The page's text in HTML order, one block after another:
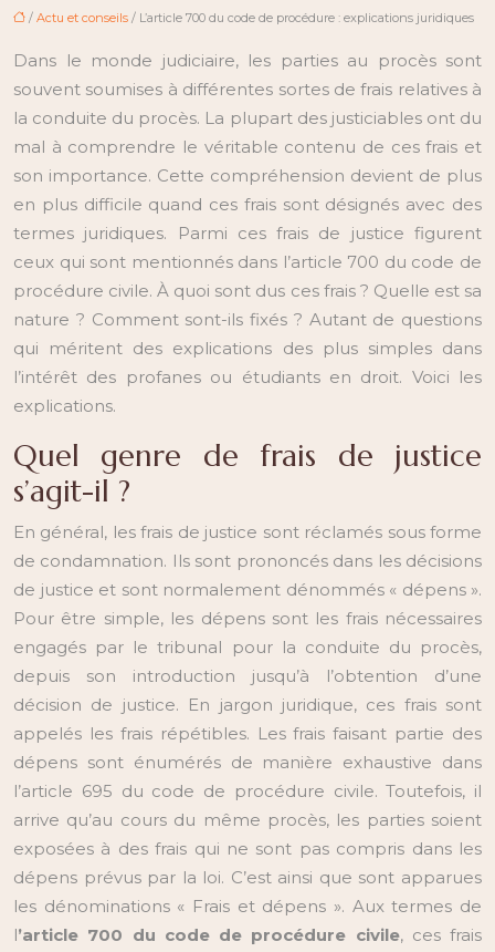
/ Actu et conseils / L’article 700 du code de procédure : explications juridiques
Dans le monde judiciaire, les parties au procès sont
souvent soumises à différentes sortes de frais relatives à
la conduite du procès. La plupart des justiciables ont du
mal à comprendre le véritable contenu de ces frais et
son importance. Cette compréhension devient de plus
en plus difficile quand ces frais sont désignés avec des
termes juridiques. Parmi ces frais de justice figurent
ceux qui sont mentionnés dans l’article 700 du code de
procédure civile. À quoi sont dus ces frais ? Quelle est sa
nature ? Comment sont-ils fixés ? Autant de questions
qui méritent des explications des plus simples dans
l’intérêt des profanes ou étudiants en droit. Voici les
explications.
Quel genre de frais de justice
s’agit-il ?
En général, les frais de justice sont réclamés sous forme
de condamnation. Ils sont prononcés dans les décisions
de justice et sont normalement dénommés « dépens ».
Pour être simple, les dépens sont les frais nécessaires
engagés par le tribunal pour la conduite du procès,
depuis son introduction jusqu’à l’obtention d’une
décision de justice. En jargon juridique, ces frais sont
appelés les frais répétibles. Les frais faisant partie des
dépens sont énumérés de manière exhaustive dans
l’article 695 du code de procédure civile. Toutefois, il
arrive qu’au cours du même procès, les parties soient
exposées à des frais qui ne sont pas compris dans les
dépens prévus par la loi. C’est ainsi que sont apparues
les dénominations « Frais et dépens ». Aux termes de
l’article 700 du code de procédure civile, ces frais